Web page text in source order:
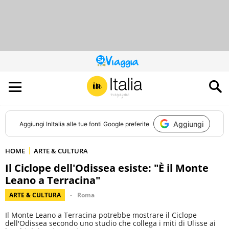
QUESTO
SITO
CONTRIBUISCE
ALL’AUDIENCE
DI
Aggiungi InItalia alle tue fonti Google preferite Aggiungi
HOME ARTE & CULTURA
Il Ciclope dell'Odissea esiste: "È il Monte
Leano a Terracina"
ARTE & CULTURA Roma
Il Monte Leano a Terracina potrebbe mostrare il Ciclope
dell'Odissea secondo uno studio che collega i miti di Ulisse ai